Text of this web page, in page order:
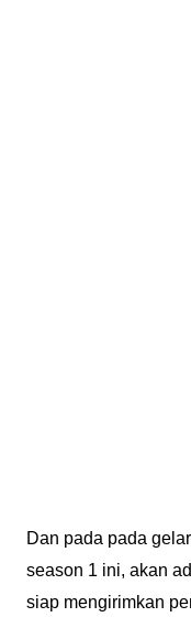
Dan pada pada
season 1 ini, akan
siap mengirimkan